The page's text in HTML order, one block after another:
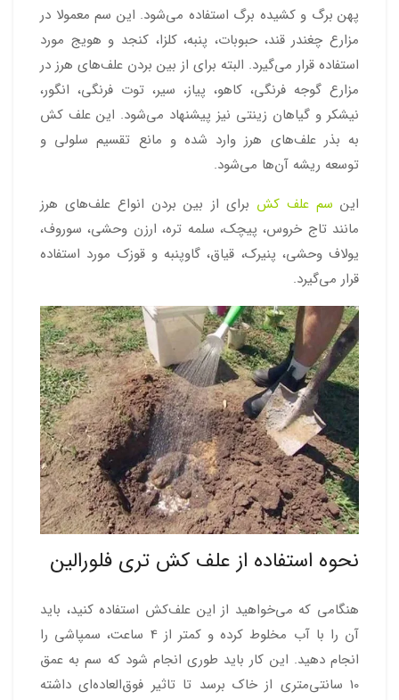
پهن برگ و کشیده برگ استفاده می‌شود. این سم معمولا در
مزارع چغندر قند، حبوبات، پنبه، کلزا، کنجد و هویج مورد
استفاده قرار می‌گیرد. البته برای از بین بردن علف‌های هرز در
مزارع گوجه فرنگی، کاهو، پیاز، سیر، توت فرنگی، انگور،
نیشکر و گیاهان زینتی نیز پیشنهاد می‌شود. این علف کش
به بذر علف‌های هرز وارد شده و مانع تقسیم سلولی و
توسعه ریشه آن‌ها می‌شود.
این سم علف‌ کش برای از بین بردن انواع علف‌های هرز
مانند تاج خروس، پیچک، سلمه تره، ارزن وحشی، سوروف،
یولاف وحشی، پنیرک، قیاق، گاوپنبه و قوزک مورد استفاده
قرار می‌گیرد.
نحوه استفاده از علف کش تری فلورالین
هنگامی که می‌خواهید از این علف‌کش استفاده کنید، باید
آن را با آب مخلوط کرده و کمتر از 4 ساعت، سمپاشی را
انجام دهید. این کار باید طوری انجام شود که سم به عمق
10 سانتی‌متری از خاک برسد تا تاثیر فوق‌العاده‌ای داشته